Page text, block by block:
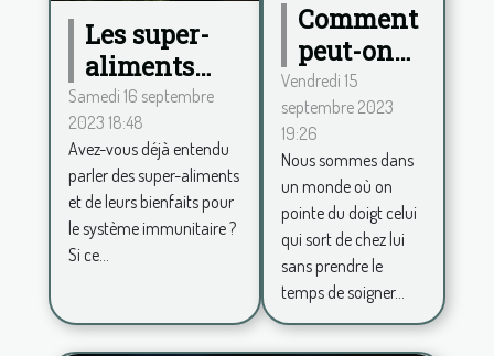
Les super-
aliments
pour
renforcer le
système
immunitaire
Samedi 16 septembre
2023 18:48
Avez-vous déjà entendu
parler des super-aliments
et de leurs bienfaits pour
le système immunitaire ?
Si ce...
Comment
peut-on
procéder
pour se
sentir
belle au
quotidien
et avoir
plus de
confiance
en soi ?
Vendredi 15
septembre 2023
19:26
Nous sommes dans
un monde où on
pointe du doigt celui
qui sort de chez lui
sans prendre le
temps de soigner...